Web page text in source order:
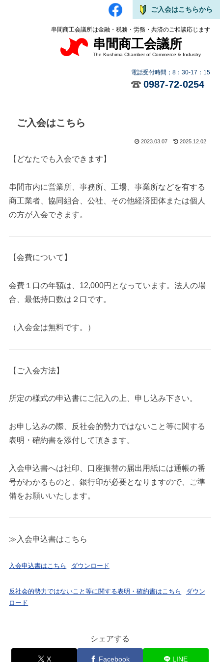
ご入会はこちらから
串間商工会議所は金融・税務・労務・共済のご相談応じます
串間商工会議所
The Kushima Chamber of Commerce & Industry
電話受付時間；8：30-17：15
0987-72-0254
ご入会はこちら
2023.03.07 2025.12.02
【どなたでも入会できます】
串間市内に営業所、事務所、工場、事業所などを有する
商工業者、協同組合、公社、その他経済団体または個人
の方が入会できます。
【会費について】
会費１口の年額は、12,000円となっています。法人の場
合、最低持口数は２口です。
（入会金は無料です。）
【ご入会方法】
所定の様式の申込書にご記入の上、申し込み下さい。
お申し込みの際、反社会的勢力ではないこと等に関する
表明・確約書を添付して頂きます。
入会申込書へは社印、口座振替の届出用紙には通帳の番
号がわかるものと、銀行印が必要となりますので、ご準
備をお願いいたします。
≫入会申込書はこちら
入会申込書はこちら ダウンロード
反社会的勢力ではないこと等に関する表明・確約書はこちら
ダウン
ロード
シェアする
X Facebook LINE